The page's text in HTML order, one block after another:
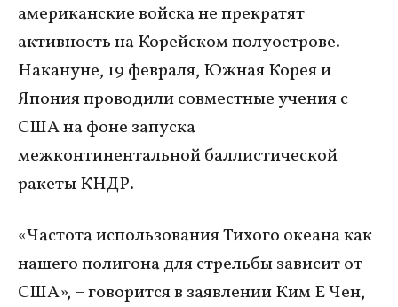
американские войска не прекратят
активность на Корейском полуострове.
Накануне, 19 февраля, Южная Корея и
Япония проводили совместные учения с
США на фоне запуска
межконтинентальной баллистической
ракеты КНДР.
«Частота использования Тихого океана как
нашего полигона для стрельбы зависит от
США», – говорится в заявлении Ким Е Чен,